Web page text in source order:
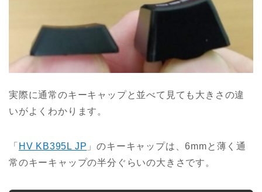
実際に通常のキーキャップと並べて見ても大きさの違
いがよくわかります。
「 HV KB395L JP 」のキーキャップは、6mmと薄く通
常のキーキャップの半分ぐらいの大きさです。